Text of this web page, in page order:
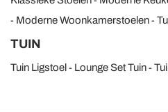
Moderne Woonkamerstoelen
TUIN
Tuin Ligstoel Lounge Set Tuin